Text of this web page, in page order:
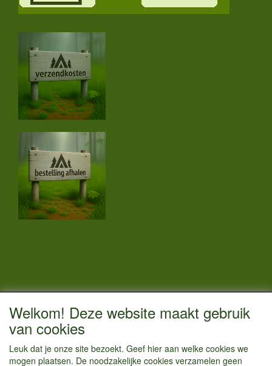
CONTACTGEGEVENS
Vestigingsadres:
Hoofdweg 36
Welkom! Deze website maakt gebruik
van cookies
Leuk dat je onze site bezoekt. Geef hier aan welke cookies we
mogen plaatsen. De noodzakelijke cookies verzamelen geen